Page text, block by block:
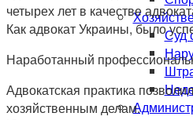
Суд
четырех лет в качестве
Как адвокат Украины, было
Наработанный
Адвокатская практика
хозяйственным делам.